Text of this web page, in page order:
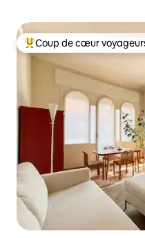
Coups de cœur voyageurs
Coup de cœur